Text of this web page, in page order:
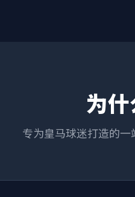
为
专为皇马球迷打造的